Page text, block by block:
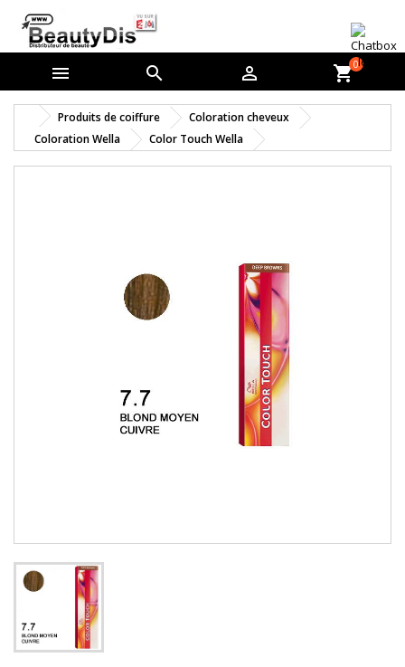
   shopping_cart0
Produits de coiffure
Coloration cheveux
Coloration Wella
Color Touch Wella